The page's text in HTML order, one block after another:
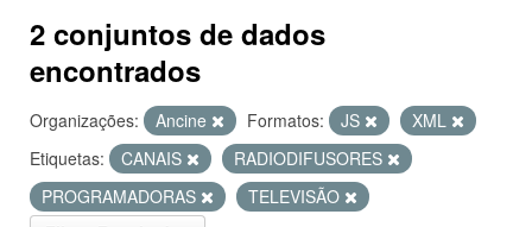
2 conjuntos de dados
encontrados
Organizações: Ancine Formatos: JS
XML
Etiquetas:
CANAIS
RADIODIFUSORES
PROGRAMADORAS
TELEVISÃO